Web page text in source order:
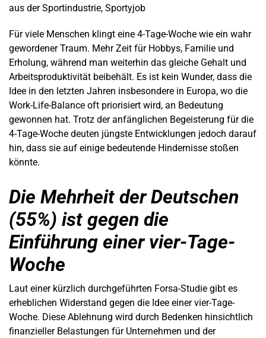
aus der Sportindustrie, Sportyjob
Für viele Menschen klingt eine 4-Tage-Woche wie ein wahr
gewordener Traum. Mehr Zeit für Hobbys, Familie und
Erholung, während man weiterhin das gleiche Gehalt und
Arbeitsproduktivität beibehält. Es ist kein Wunder, dass die
Idee in den letzten Jahren insbesondere in Europa, wo die
Work-Life-Balance oft priorisiert wird, an Bedeutung
gewonnen hat. Trotz der anfänglichen Begeisterung für die
4-Tage-Woche deuten jüngste Entwicklungen jedoch darauf
hin, dass sie auf einige bedeutende Hindernisse stoßen
könnte.
Die Mehrheit der Deutschen
(55%) ist gegen die
Einführung einer vier-Tage-
Woche
Laut einer kürzlich durchgeführten Forsa-Studie gibt es
erheblichen Widerstand gegen die Idee einer vier-Tage-
Woche. Diese Ablehnung wird durch Bedenken hinsichtlich
finanzieller Belastungen für Unternehmen und der